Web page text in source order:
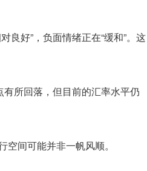
良好”，负面情绪正在“缓和”。这
所回落，但目前的汇率水平仍
间可能并非一帆风顺。